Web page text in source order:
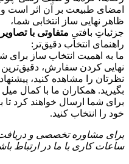
امضای طبیعت بر آن اثر است و
ظاهر نهایی ساز انتخابی شما،
جزئیاتِ بافتیِ متفاوتی با تصاویر
راهنمای انتخاب دقیق‌تر:
ما به اهمیت انتخاب ساز برای
نهایی کردن سفارش،
نظرتان را مشاهده کنید،
بگیرید. همکاران ما با کمال
برای شما ارسال خواهند کرد
خود را انتخاب کنید.
برای مشاوره تخصصی و
ساعات کاری با ما در ارتباط